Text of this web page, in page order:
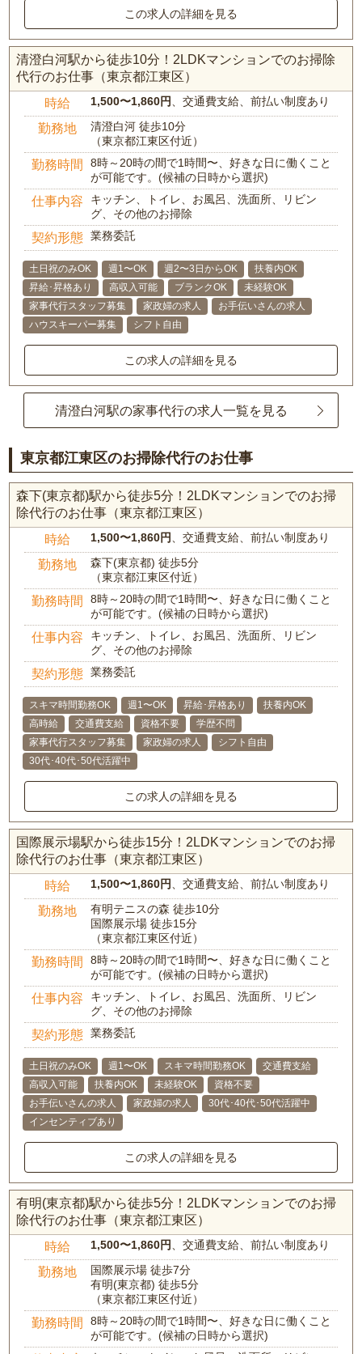
この求人の詳細を見る
清澄白河駅から徒歩10分！2LDKマンションでのお掃除
代行のお仕事（東京都江東区）
時給 1,500〜1,860円、交通費支給、前払い制度あり
勤務地
清澄白河 徒歩10分
（東京都江東区付近）
勤務時間
8時～20時の間で1時間〜、好きな日に働くこと
が可能です。(候補の日時から選択)
仕事内容
キッチン、トイレ、お風呂、洗面所、リビン
グ、その他のお掃除
契約形態 業務委託
土日祝のみOK 週1〜OK 週2〜3日からOK
扶養内OK
昇給･昇格あり
高収入可能 ブランクOK
未経験OK
家事代行スタッフ募集
家政婦の求人
お手伝いさんの求人
ハウスキーパー募集
シフト自由
この求人の詳細を見る
清澄白河駅の家事代行の求人一覧を見る
東京都江東区のお掃除代行のお仕事
森下(東京都)駅から徒歩5分！2LDKマンションでのお掃
除代行のお仕事（東京都江東区）
時給 1,500〜1,860円 、交通費支給、前払い制度あり
勤務地
森下(東京都) 徒歩5分
（東京都江東区付近）
勤務時間
8時～20時の間で1時間〜、好きな日に働くこと
が可能です。(候補の日時から選択)
仕事内容
キッチン、トイレ、お風呂、洗面所、リビン
グ、その他のお掃除
契約形態 業務委託
スキマ時間勤務OK 週1〜OK 昇給･昇格あり
扶養内OK
高時給
交通費支給 資格不要
学歴不問
家事代行スタッフ募集
家政婦の求人
シフト自由
30代･40代･50代活躍中
この求人の詳細を見る
国際展示場駅から徒歩15分！2LDKマンションでのお掃
除代行のお仕事（東京都江東区）
時給 1,500〜1,860円 、交通費支給、前払い制度あり
勤務地
有明テニスの森 徒歩10分
国際展示場 徒歩15分
（東京都江東区付近）
勤務時間
8時～20時の間で1時間〜、好きな日に働くこと
が可能です。(候補の日時から選択)
仕事内容
キッチン、トイレ、お風呂、洗面所、リビン
グ、その他のお掃除
契約形態 業務委託
土日祝のみOK 週1〜OK スキマ時間勤務OK
交通費支給
高収入可能
扶養内OK 未経験OK
資格不要
お手伝いさんの求人
家政婦の求人
30代･40代･50代活躍中
インセンティブあり
この求人の詳細を見る
有明(東京都)駅から徒歩5分！2LDKマンションでのお掃
除代行のお仕事（東京都江東区）
時給 1,500〜1,860円 、交通費支給、前払い制度あり
勤務地
国際展示場 徒歩7分
有明(東京都) 徒歩5分
（東京都江東区付近）
勤務時間
8時～20時の間で1時間〜、好きな日に働くこと
が可能です。(候補の日時から選択)